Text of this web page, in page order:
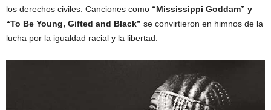
los derechos civiles. Canciones como “Mississippi Goddam” y
“To Be Young, Gifted and Black” se convirtieron en himnos de la
lucha por la igualdad racial y la libertad.